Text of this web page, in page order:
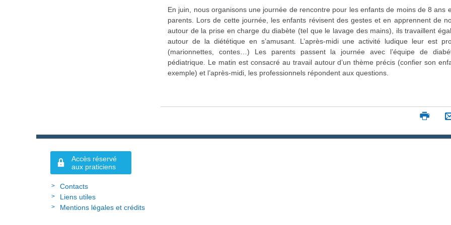
En juin, nous organisons une journée de rencontre pour les enfants de moins de 8 ans
parents. Lors de cette journée, les enfants révisent des gestes et en apprennent de
autour de la prise en charge du diabète (tel que le lavage des mains), ils travaillent
autour de la diététique en s’amusant. L’après-midi une activité ludique leur est
(marionnettes, contes…) Les parents passent la journée avec l’équipe de
pédiatrique. Le matin est consacré au travail autour d’un thème précis (confier son
exemple) et l’après-midi, les professionnels répondent aux questions.
I
p
Accès réservé
aux praticiens
Contacts
Liens utiles
Mentions légales et crédits